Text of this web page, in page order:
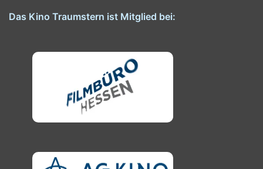
Das Kino Traumstern ist Mitglied bei: